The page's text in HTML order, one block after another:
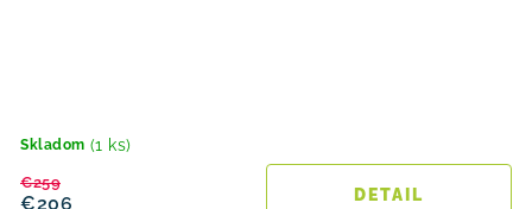
Skladom (1 ks)
€206
€259
DETAIL